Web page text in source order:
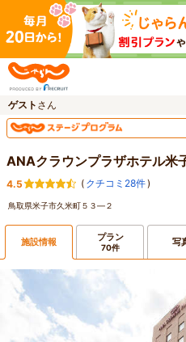
ゲスト さん
ANAクラウンプラザホテル米
4.5 ( クチコミ28件)
鳥取県米子市久米町５３―２
施設情報 プラン
70件 写